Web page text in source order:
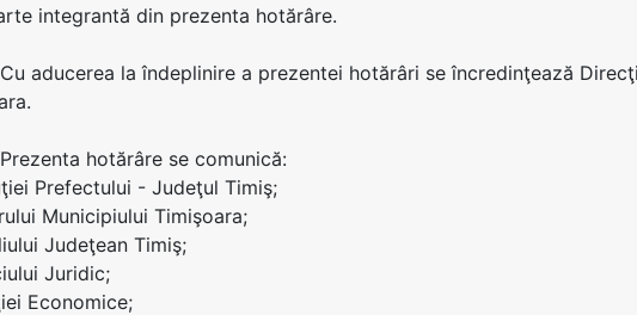
integrantă din prezenta hotărâre.
aducerea la îndeplinire a prezentei hotărâri se încredinţează
hotărâre se comunică:
Prefectului - Judeţul Timiş;
Municipiului Timişoara;
Judeţean Timiş;
Juridic;
Economice;